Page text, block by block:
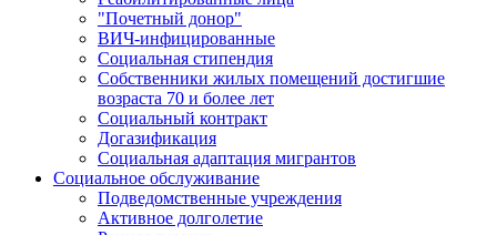
"Почетный донор"
ВИЧ-инфицированные
Социальная стипендия
Собственники жилых помещений достигшие
возраста 70 и более лет
Социальный контракт
Догазификация
Социальная адаптация мигрантов
Социальное обслуживание
Подведомственные учреждения
Активное долголетие